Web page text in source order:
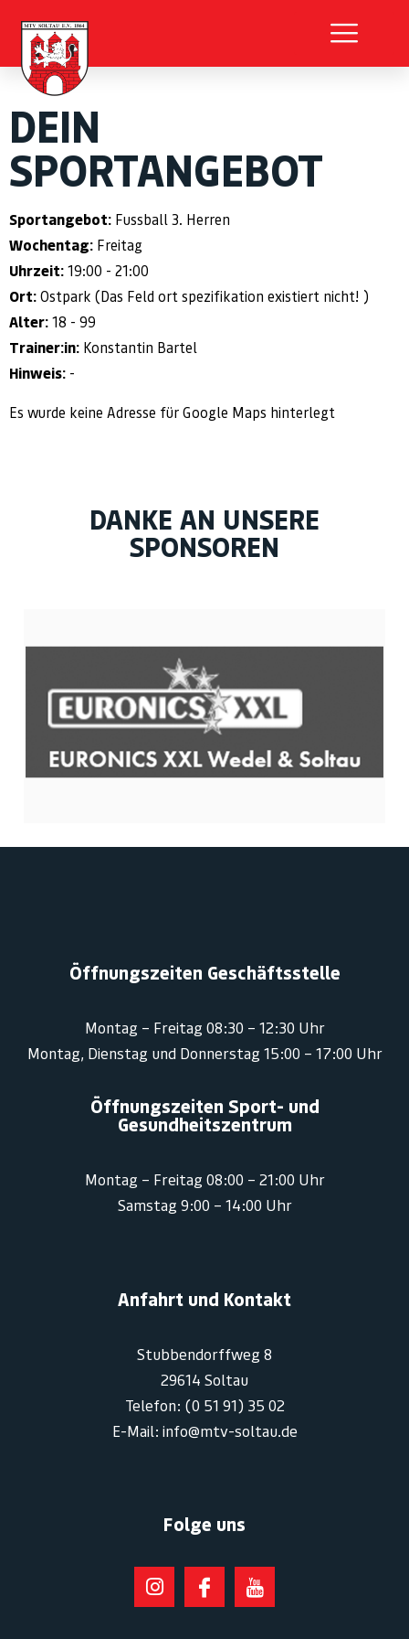
DEIN
SPORTANGEBOT
Sportangebot: Fussball 3. Herren
Wochentag: Freitag
Uhrzeit: 19:00 - 21:00
Ort: Ostpark (Das Feld ort spezifikation existiert nicht! )
Alter: 18 - 99
Trainer:in: Konstantin Bartel
Hinweis: -
Es wurde keine Adresse für Google Maps hinterlegt
DANKE AN UNSERE
SPONSOREN
Öffnungszeiten Geschäftsstelle
Montag – Freitag 08:30 – 12:30 Uhr
Montag, Dienstag und Donnerstag 15:00 – 17:00 Uhr
Öffnungszeiten Sport- und
Gesundheitszentrum
Montag – Freitag 08:00 – 21:00 Uhr
Samstag 9:00 – 14:00 Uhr
Anfahrt und Kontakt
Stubbendorffweg 8
29614 Soltau
Telefon: (0 51 91) 35 02
E-Mail: info@mtv-soltau.de
Folge uns